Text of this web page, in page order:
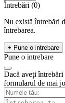
Întrebări (0)
Nu există întrebări
întrebarea.
+ Pune o intrebare
Pune o intrebare
Dacă aveți întrebări
formularul de mai